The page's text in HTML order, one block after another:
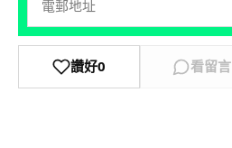
讚好0 看留言